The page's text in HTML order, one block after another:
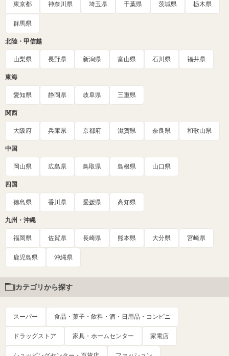
東京都 神奈川県 埼玉県 千葉県 茨城県 栃木県
群馬県
北陸・甲信越
山梨県 長野県 新潟県 富山県 石川県 福井県
東海
愛知県 静岡県 岐阜県 三重県
関西
大阪府 兵庫県 京都府 滋賀県 奈良県 和歌山県
中国
岡山県 広島県 鳥取県 島根県 山口県
四国
徳島県 香川県 愛媛県 高知県
九州・沖縄
福岡県 佐賀県 長崎県 熊本県 大分県 宮崎県
鹿児島県 沖縄県
カテゴリから探す
スーパー 食品・菓子・飲料・酒・日用品・コンビニ
ドラッグストア 家具・ホームセンター 家電店